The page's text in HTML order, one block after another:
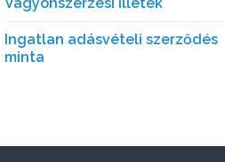
Ingatlan adásvételi szerződés
minta